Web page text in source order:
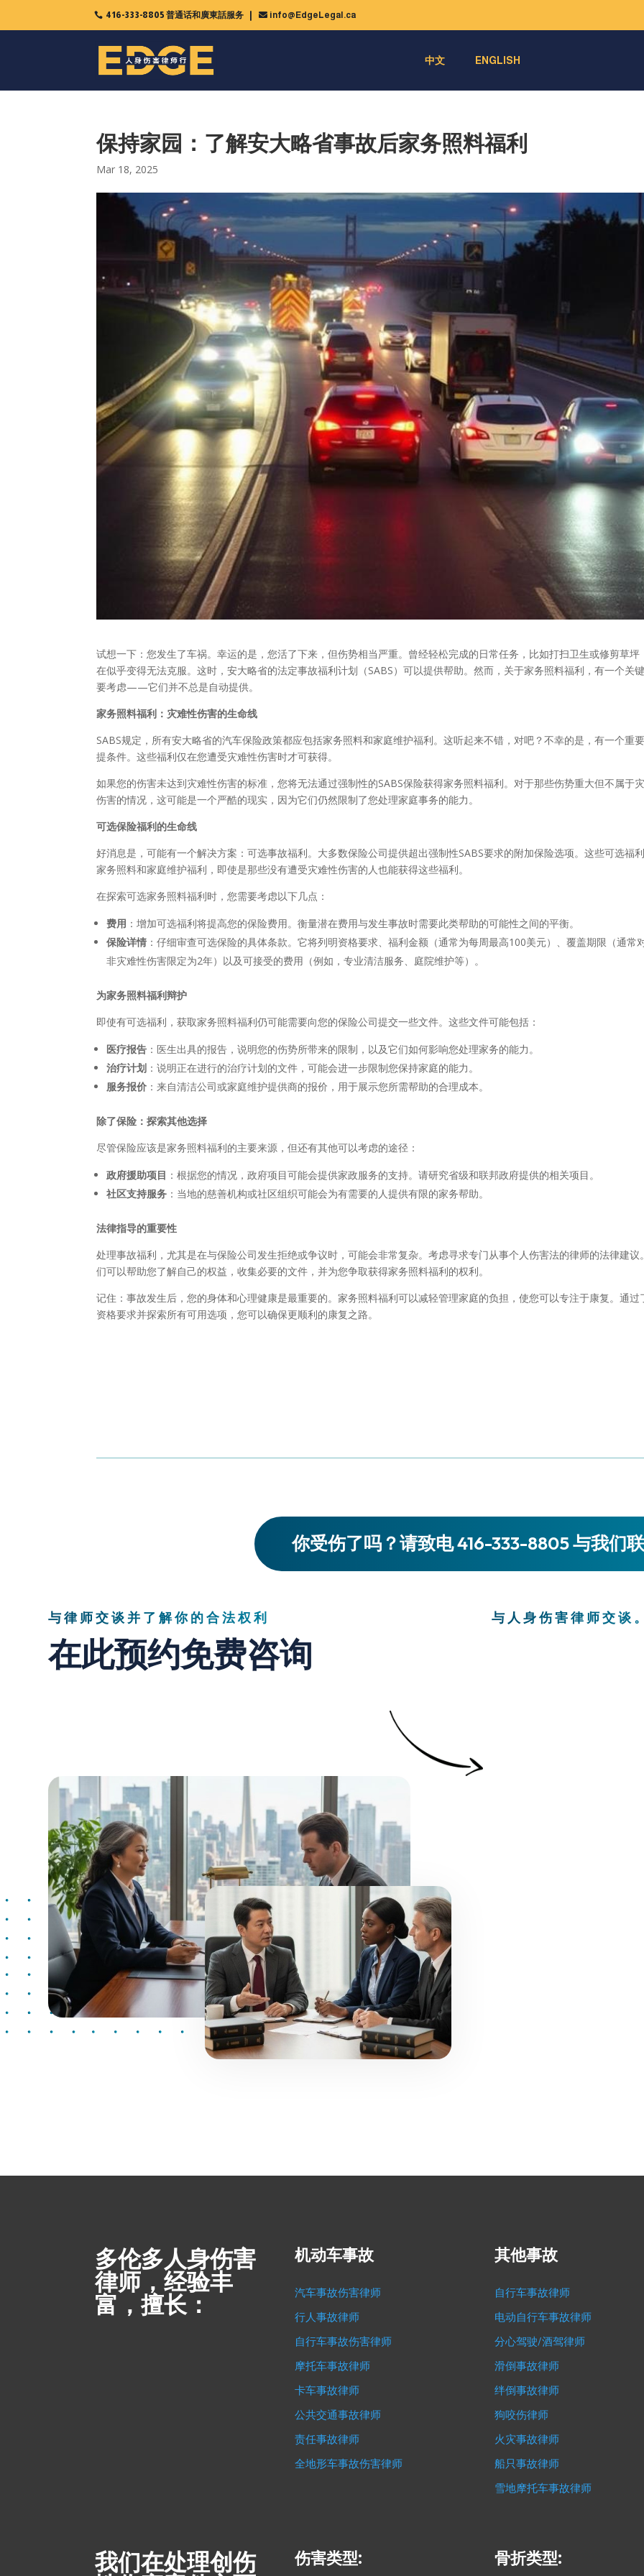
416-333-8805 普通话和廣東話服务  info@EdgeLegal.ca
中文 ENGLISH
保持家园：了解安大略省事故后家务照料福利
Mar 18, 2025
试想一下：您发生了车祸。幸运的是，您活了下来，但伤势相当严重。曾经轻松完成的日常任务，比如打扫卫生或修剪草坪
在似乎变得无法克服。这时，安大略省的法定事故福利计划（SABS）可以提供帮助。然而，关于家务照料福利，有一个关
要考虑——它们并不总是自动提供。
家务照料福利：灾难性伤害的生命线
SABS规定，所有安大略省的汽车保险政策都应包括家务照料和家庭维护福利。这听起来不错，对吧？不幸的是，有一个重
提条件。这些福利仅在您遭受灾难性伤害时才可获得。
如果您的伤害未达到灾难性伤害的标准，您将无法通过强制性的SABS保险获得家务照料福利。对于那些伤势重大但不属于
伤害的情况，这可能是一个严酷的现实，因为它们仍然限制了您处理家庭事务的能力。
可选保险福利的生命线
好消息是，可能有一个解决方案：可选事故福利。大多数保险公司提供超出强制性SABS要求的附加保险选项。这些可选福
家务照料和家庭维护福利，即使是那些没有遭受灾难性伤害的人也能获得这些福利。
在探索可选家务照料福利时，您需要考虑以下几点：
费用 ：增加可选福利将提高您的保险费用。衡量潜在费用与发生事故时需要此类帮助的可能性之间的平衡。
保险详情 ：仔细审查可选保险的具体条款。它将列明资格要求、福利金额（通常为每周最高100美元）、覆盖期限（通常
非灾难性伤害限定为2年）以及可接受的费用（例如，专业清洁服务、庭院维护等）。
为家务照料福利辩护
即使有可选福利，获取家务照料福利仍可能需要向您的保险公司提交一些文件。这些文件可能包括：
医疗报告 ：医生出具的报告，说明您的伤势所带来的限制，以及它们如何影响您处理家务的能力。
治疗计划 ：说明正在进行的治疗计划的文件，可能会进一步限制您保持家庭的能力。
服务报价 ：来自清洁公司或家庭维护提供商的报价，用于展示您所需帮助的合理成本。
除了保险：探索其他选择
尽管保险应该是家务照料福利的主要来源，但还有其他可以考虑的途径：
政府援助项目 ：根据您的情况，政府项目可能会提供家政服务的支持。请研究省级和联邦政府提供的相关项目。
社区支持服务 ：当地的慈善机构或社区组织可能会为有需要的人提供有限的家务帮助。
法律指导的重要性
处理事故福利，尤其是在与保险公司发生拒绝或争议时，可能会非常复杂。考虑寻求专门从事个人伤害法的律师的法律建议
们可以帮助您了解自己的权益，收集必要的文件，并为您争取获得家务照料福利的权利。
记住：事故发生后，您的身体和心理健康是最重要的。家务照料福利可以减轻管理家庭的负担，使您可以专注于康复。通过
资格要求并探索所有可用选项，您可以确保更顺利的康复之路。
你受伤了吗？请致电 416-333-8805 与我们
与律师交谈并了解你的合法权利
在此预约免费咨询
与人身伤害律师交谈
多伦多人身伤害
律师，经验丰
富，擅长：
机动车事故
汽车事故伤害律师
行人事故律师
自行车事故伤害律师
摩托车事故律师
卡车事故律师
公共交通事故律师
责任事故律师
全地形车事故伤害律师
其他事故
自行车事故律师
电动自行车事故律师
分心驾驶/酒驾律师
滑倒事故律师
绊倒事故律师
狗咬伤律师
火灾事故律师
船只事故律师
雪地摩托车事故律师
我们在处理创伤 伤害类型: 骨折类型: